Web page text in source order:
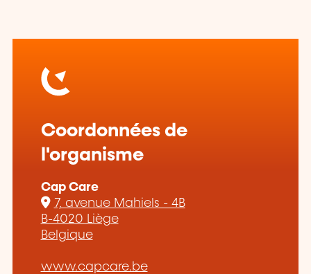
Coordonnées de
l'organisme
Cap Care
7, avenue Mahiels - 4B
B-4020 Liège
Belgique
www.capcare.be